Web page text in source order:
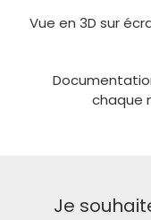
Vue en 3D sur
chaque
Je